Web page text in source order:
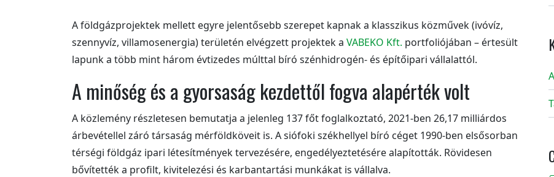
A földgázprojektek mellett egyre jelentősebb szerepet kapnak a klasszikus közművek (ivóvíz,
szennyvíz, villamosenergia) területén elvégzett projektek a VABEKO Kft. portfoliójában – értesült
lapunk a több mint három évtizedes múlttal bíró szénhidrogén- és építőipari vállalattól.
A minőség és a gyorsaság kezdettől fogva alapérték volt
A közlemény részletesen bemutatja a jelenleg 137 főt foglalkoztató, 2021-ben 26,17 milliárdos
árbevétellel záró társaság mérföldköveit is. A siófoki székhellyel bíró céget 1990-ben elsősorban
térségi földgáz ipari létesítmények tervezésére, engedélyeztetésére alapították. Rövidesen
bővítették a profilt, kivitelezési és karbantartási munkákat is vállalva.